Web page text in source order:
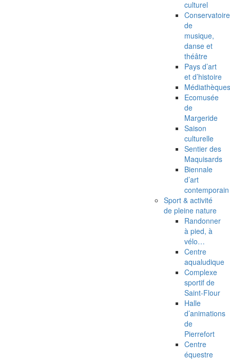
culturel
Conservatoire
de
musique,
danse et
théâtre
Pays d’art
et d’histoire
Médiathèques
Ecomusée
de
Margeride
Saison
culturelle
Sentier des
Maquisards
Biennale
d’art
contemporain
Sport & activité
de pleine nature
Randonner
à pied, à
vélo…
Centre
aqualudique
Complexe
sportif de
Saint-Flour
Halle
d’animations
de
Pierrefort
Centre
équestre